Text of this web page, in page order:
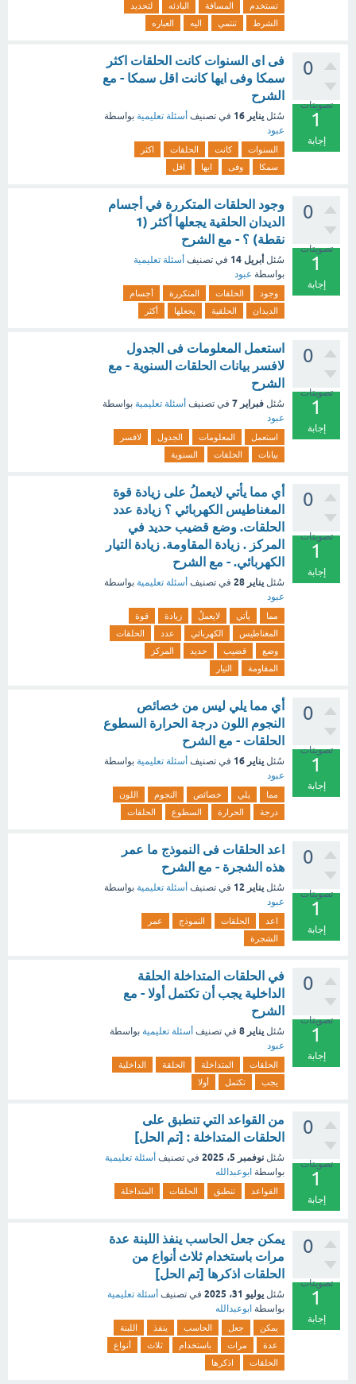
تستخدم
المسافة البادئه
لتحديد
الشرط
تنتمي اليه العباره
0
تصويتات
1
إجابة
فى اى السنوات كانت الحلقات اكثر
سمكا وفى ايها كانت اقل سمكا - مع
الشرح
سُئل يناير 16 في تصنيف أسئلة تعليمية بواسطة
عبود
السنوات كانت الحلقات
اكثر
سمكا
وفى ايها اقل
0
تصويتات
1
إجابة
وجود الحلقات المتكررة في أجسام
الديدان الحلقية يجعلها أكثر (1
نقطة) ؟ - مع الشرح
سُئل أبريل 14 في تصنيف أسئلة تعليمية
بواسطة عبود
وجود الحلقات المتكررة
أجسام
الديدان
الحلقية يجعلها أكثر
0
تصويتات
1
إجابة
استعمل المعلومات فى الجدول
لافسر بيانات الحلقات السنوية - مع
الشرح
سُئل فبراير 7 في تصنيف أسئلة تعليمية بواسطة
عبود
استعمل المعلومات الجدول
لافسر
بيانات
الحلقات السنوية
0
تصويتات
1
إجابة
أي مما يأتي لايعملُ على زيادة قوة
المغناطيس الكهربائي ؟ زيادة عدد
الحلقات. وضع قضيب حديد في
المركز . زيادة المقاومة. زيادة التيار
الكهربائي. - مع الشرح
سُئل يناير 28 في تصنيف أسئلة تعليمية بواسطة
عبود
مما يأتي لايعملُ زيادة
قوة
المغناطيس
الكهربائي عدد
الحلقات
وضع
قضيب حديد
المركز
المقاومة
التيار
0
تصويتات
1
إجابة
أي مما يلي ليس من خصائص
النجوم اللون درجة الحرارة السطوع
الحلقات - مع الشرح
سُئل يناير 16 في تصنيف أسئلة تعليمية بواسطة
عبود
مما يلي خصائص النجوم
اللون
درجة
الحرارة السطوع الحلقات
0
تصويتات
1
إجابة
اعد الحلقات فى النموذج ما عمر
هذه الشجرة - مع الشرح
سُئل يناير 12 في تصنيف أسئلة تعليمية بواسطة
عبود
اعد الحلقات النموذج
عمر
الشجرة
0
تصويتات
1
إجابة
في الحلقات المتداخلة الحلقة
الداخلية يجب أن تكتمل أولا - مع
الشرح
سُئل يناير 8 في تصنيف أسئلة تعليمية بواسطة
عبود
الحلقات المتداخلة الحلقة
الداخلية
يجب
تكتمل أولا
0
تصويتات
1
إجابة
من القواعد التي تنطبق على
الحلقات المتداخلة : [تم الحل]
سُئل نوفمبر 5، 2025 في تصنيف أسئلة تعليمية
بواسطة ابوعبدالله
القواعد تنطبق الحلقات المتداخلة
0
تصويتات
1
إجابة
يمكن جعل الحاسب ينفذ اللبنة عدة
مرات باستخدام ثلاث أنواع من
الحلقات اذكرها [تم الحل]
سُئل يوليو 31، 2025 في تصنيف أسئلة تعليمية
بواسطة ابوعبدالله
يمكن جعل الحاسب ينفذ
اللبنة
عدة
مرات باستخدام ثلاث
أنواع
الحلقات
اذكرها